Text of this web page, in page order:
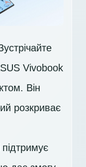
Vivobook
Він
розкриває